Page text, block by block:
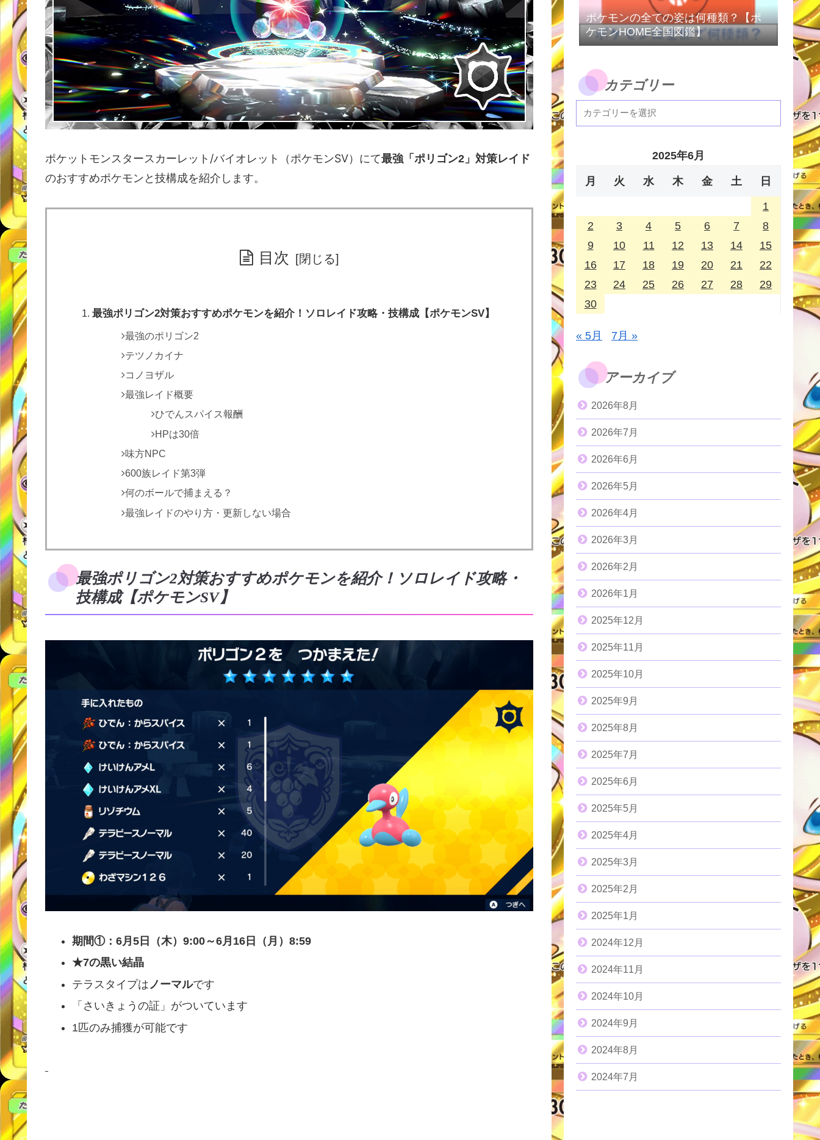
ポケットモンスタースカーレット/バイオレット（ポケモンSV） にて最強「ポリゴン2」対策レイド
のおすすめポケモンと技構成を紹介します。
目次
最強ポリゴン2対策おすすめポケモンを紹介！ソロレイド攻略・技構成【ポケモンSV】
最強のポリゴン2
テツノカイナ
コノヨザル
最強レイド概要
ひでんスパイス報酬
HPは30倍
味方NPC
600族レイド第3弾
何のボールで捕まえる？
最強レイドのやり方・更新しない場合
最強ポリゴン2対策おすすめポケモンを紹介！ソロレイド攻略・
技構成【ポケモンSV】
期間①：6月5日（木）9:00～6月16日（月）8:59
★7の黒い結晶
テラスタイプは ノーマルです
「さいきょうの証」がついています
1匹のみ捕獲が可能です
ポケモンの全ての姿は何種類？【ポ
ケモンHOME全国図鑑】
カテゴリー
2025年6月
月 火 水 木 金 土 日
1
2
3 4 5 6 7
8
9
10 11 12 13 14
15
16
17 18 19 20 21
22
23
24 25 26 27 28
29
30
« 5月 7月 »
アーカイブ
2026年8月
2026年7月
2026年6月
2026年5月
2026年4月
2026年3月
2026年2月
2026年1月
2025年12月
2025年11月
2025年10月
2025年9月
2025年8月
2025年7月
2025年6月
2025年5月
2025年4月
2025年3月
2025年2月
2025年1月
2024年12月
2024年11月
2024年10月
2024年9月
2024年8月
2024年7月